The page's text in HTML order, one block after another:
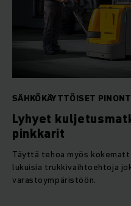
SÄHKÖKÄYTTÖISET
Lyhyet
pinkkarit
Täyttä tehoa myös
lukuisia trukkivaihtoehtoja
varastoympäristöön.